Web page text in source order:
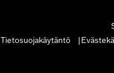
Tietosuojakäytäntö